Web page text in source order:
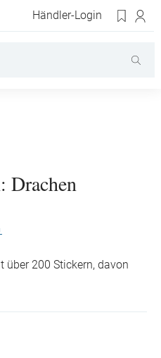
Händler-Login
Drachen
über 200 Stickern, davon